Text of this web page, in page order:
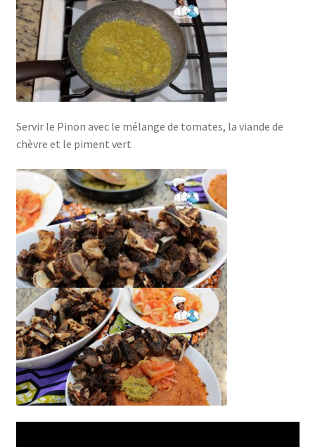
Servir le Pinon avec le mélange de tomates, la viande de
chèvre et le piment vert